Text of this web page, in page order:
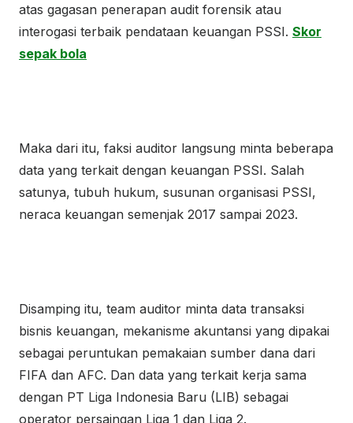
atas gagasan penerapan audit forensik atau
interogasi terbaik pendataan keuangan PSSI. Skor
sepak bola
Maka dari itu, faksi auditor langsung minta beberapa
data yang terkait dengan keuangan PSSI. Salah
satunya, tubuh hukum, susunan organisasi PSSI,
neraca keuangan semenjak 2017 sampai 2023.
Disamping itu, team auditor minta data transaksi
bisnis keuangan, mekanisme akuntansi yang dipakai
sebagai peruntukan pemakaian sumber dana dari
FIFA dan AFC. Dan data yang terkait kerja sama
dengan PT Liga Indonesia Baru (LIB) sebagai
operator persaingan Liga 1 dan Liga 2.